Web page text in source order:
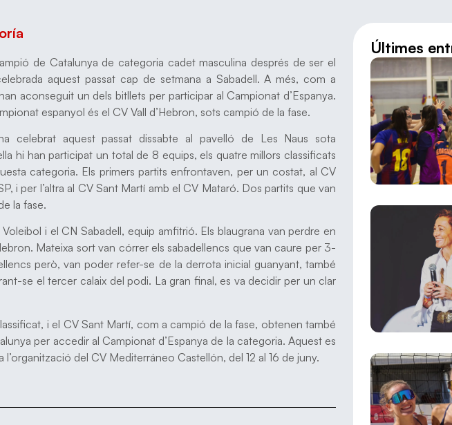
de Catalunya de categoria cadet masculina després de ser el
aquest passat cap de setmana a Sabadell. A més, com a
aconseguit un dels bitllets per participar al Campionat d’Espanya.
espanyol és el CV Vall d’Hebron, sots campió de la fase.
celebrat aquest passat dissabte al pavelló de Les Naus sota
hi han participat un total de 8 equips, els quatre millors classificats
categoria. Els primers partits enfrontaven, per un costat, al CV
i per l’altra al CV Sant Martí amb el CV Mataró. Dos partits que van
la fase.
i el CN Sabadell, equip amfitrió. Els blaugrana van perdre en
Mateixa sort van córrer els sabadellencs que van caure per 3-
però, van poder refer-se de la derrota inicial guanyant, també
se el tercer calaix del podi. La gran final, es va decidir per un clar
i el CV Sant Martí, com a campió de la fase, obtenen també
per accedir al Campionat d’Espanya de la categoria. Aquest es
l’organització del CV Mediterráneo Castellón, del 12 al 16 de juny.
Últimes